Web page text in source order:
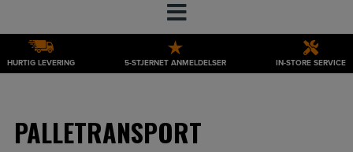
Hop
HURTIG LEVERING 5-STJERNET ANMELDELSER IN-STORE SERVICE
PALLETRANSPORT